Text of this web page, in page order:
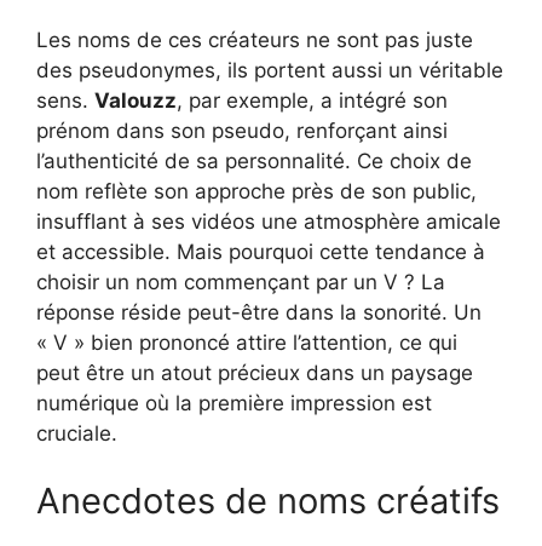
Les noms de ces créateurs ne sont pas juste
des pseudonymes, ils portent aussi un véritable
sens. Valouzz, par exemple, a intégré son
prénom dans son pseudo, renforçant ainsi
l’authenticité de sa personnalité. Ce choix de
nom reflète son approche près de son public,
insufflant à ses vidéos une atmosphère amicale
et accessible. Mais pourquoi cette tendance à
choisir un nom commençant par un V ? La
réponse réside peut-être dans la sonorité. Un
« V » bien prononcé attire l’attention, ce qui
peut être un atout précieux dans un paysage
numérique où la première impression est
cruciale.
Anecdotes de noms créatifs